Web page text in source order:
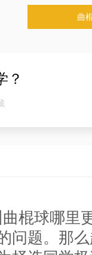
曲
？
棍球哪里
问题。那